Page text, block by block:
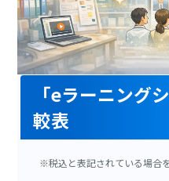
「eラーニング
較表
※税込と表記されている場合